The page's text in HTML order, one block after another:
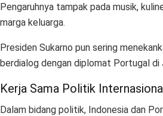
Pengaruhnya tampak pada musik,
marga keluarga.
Presiden Sukarno pun sering
berdialog dengan diplomat Portugal di
Kerja Sama Politik
Dalam bidang politik, Indonesia dan